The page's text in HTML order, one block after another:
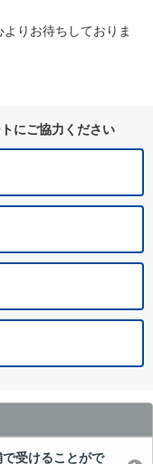
りお待ちしておりま
にご協力ください
受けることがで